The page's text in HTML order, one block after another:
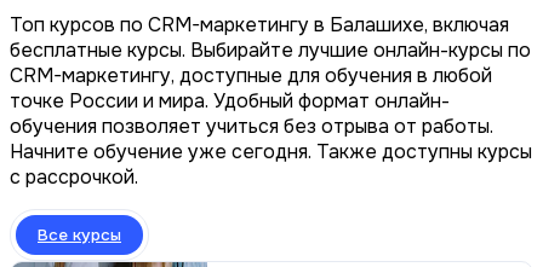
Топ курсов по CRM-маркетингу в Балашихе, включая
бесплатные курсы. Выбирайте лучшие онлайн-курсы по
CRM-маркетингу, доступные для обучения в любой
точке России и мира. Удобный формат онлайн-
обучения позволяет учиться без отрыва от работы.
Начните обучение уже сегодня. Также доступны курсы
с рассрочкой.
Все курсы